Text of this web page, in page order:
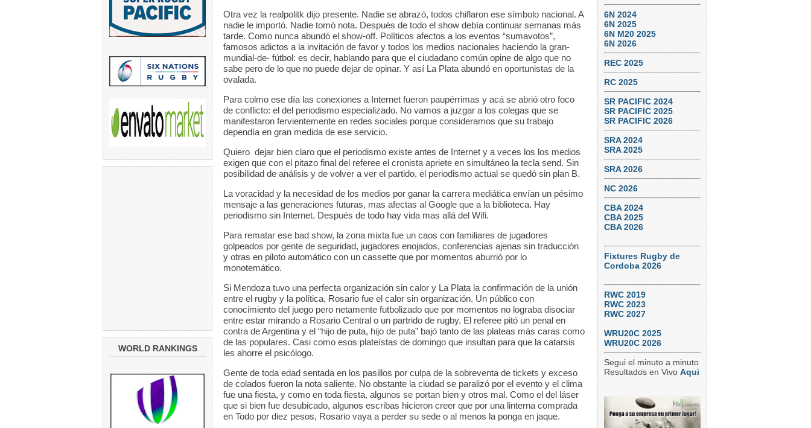
WORLD RANKINGS
Otra vez la realpolitk dijo presente. Nadie se abrazó, todos chiflaron ese símbolo nacional. A
nadie le importó. Nadie tomó nota. Después de todo el show debía continuar semanas más
tarde. Como nunca abundó el show-off. Políticos afectos a los eventos “sumavotos”,
famosos adictos a la invitación de favor y todos los medios nacionales haciendo la gran-
mundial-de- fútbol: es decir, hablando para que el ciudadano común opine de algo que no
sabe pero de lo que no puede dejar de opinar. Y así La Plata abundó en oportunistas de la
ovalada.
Para colmo ese día las conexiones a Internet fueron paupérrimas y acá se abrió otro foco
de conflicto: el del periodismo especializado. No vamos a juzgar a los colegas que se
manifestaron fervientemente en redes sociales porque consideramos que su trabajo
dependía en gran medida de ese servicio.
Quiero dejar bien claro que el periodismo existe antes de Internet y a veces los los medios
exigen que con el pitazo final del referee el cronista apriete en simultáneo la tecla send. Sin
posibilidad de análisis y de volver a ver el partido, el periodismo actual se quedó sin plan B.
La voracidad y la necesidad de los medios por ganar la carrera mediática envían un pésimo
mensaje a las generaciones futuras, mas afectas al Google que a la biblioteca. Hay
periodismo sin Internet. Después de todo hay vida mas allá del Wifi.
Para rematar ese bad show, la zona mixta fue un caos con familiares de jugadores
golpeados por gente de seguridad, jugadores enojados, conferencias ajenas sin traducción
y otras en piloto automático con un cassette que por momentos aburrió por lo
monotemático.
Si Mendoza tuvo una perfecta organización sin calor y La Plata la confirmación de la unión
entre el rugby y la política, Rosario fue el calor sin organización. Un público con
conocimiento del juego pero netamente futbolizado que por momentos no lograba disociar
entre estar mirando a Rosario Central o un partrido de rugby. El referee pitó un penal en
contra de Argentina y el “hijo de puta, hijo de puta” bajó tanto de las plateas más caras como
de las populares. Casi como esos plateístas de domingo que insultan para que la catarsis
les ahorre el psicólogo.
Gente de toda edad sentada en los pasillos por culpa de la sobreventa de tickets y exceso
de colados fueron la nota saliente. No obstante la ciudad se paralizó por el evento y el clima
fue una fiesta, y como en toda fiesta, algunos se portan bien y otros mal. Como el del láser
que si bien fue desubicado, algunos escribas hicieron creer que por una linterna comprada
en Todo por diez pesos, Rosario vaya a perder su sede o al menos la ponga en jaque.
6N 2024
6N 2025
6N M20 2025
6N 2026
REC 2025
RC 2025
SR PACIFIC 2024
SR PACIFIC 2025
SR PACIFIC 2026
SRA 2024
SRA 2025
SRA 2026
NC 2026
CBA 2024
CBA 2025
CBA 2026
Fixtures Rugby de
Cordoba 2026
RWC 2019
RWC 2023
RWC 2027
WRU20C 2025
WRU20C 2026
Segui el minuto a minuto
Resultados en Vivo Aqui